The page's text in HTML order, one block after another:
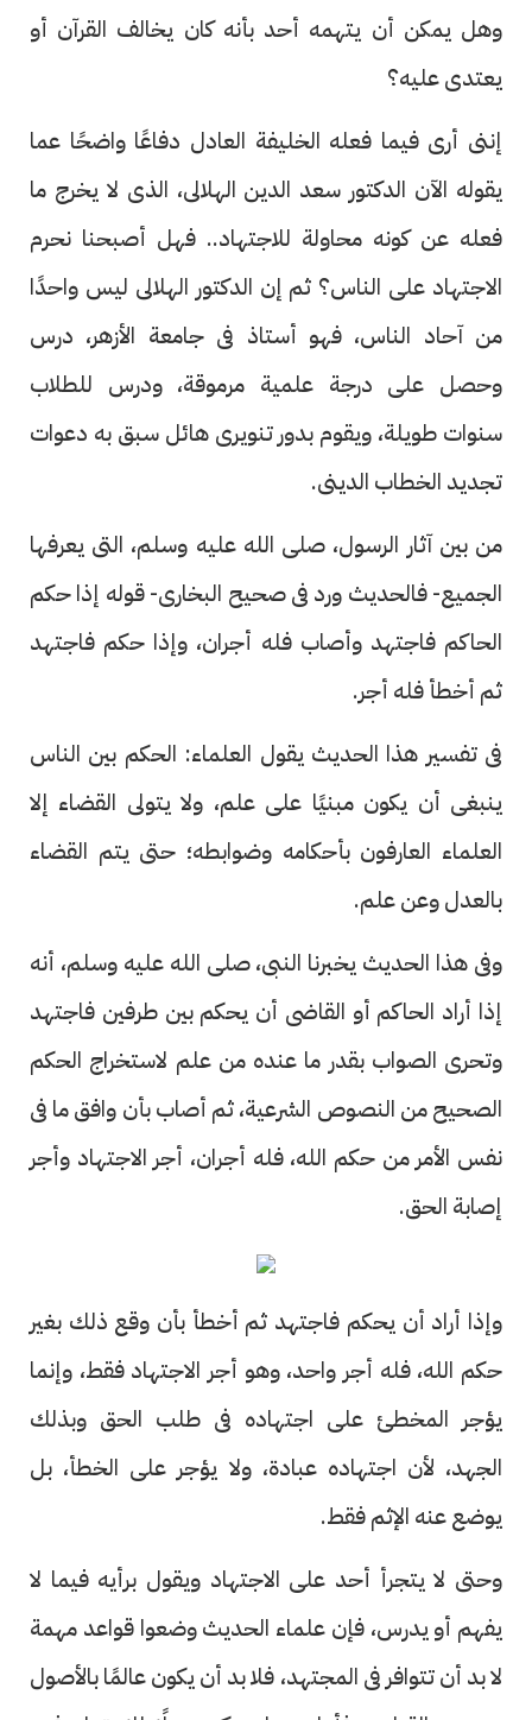
وهل يمكن أن يتهمه أحد بأنه كان يخالف القرآن أو
يعتدى عليه؟
إننى أرى فيما فعله الخليفة العادل دفاعًا واضحًا عما
يقوله الآن الدكتور سعد الدين الهلالى، الذى لا يخرج ما
فعله عن كونه محاولة للاجتهاد.. فهل أصبحنا نحرم
الاجتهاد على الناس؟ ثم إن الدكتور الهلالى ليس واحدًا
من آحاد الناس، فهو أستاذ فى جامعة الأزهر، درس
وحصل على درجة علمية مرموقة، ودرس للطلاب
سنوات طويلة، ويقوم بدور تنويرى هائل سبق به دعوات
تجديد الخطاب الدينى.
من بين آثار الرسول، صلى الله عليه وسلم، التى يعرفها
الجميع- فالحديث ورد فى صحيح البخارى- قوله إذا حكم
الحاكم فاجتهد وأصاب فله أجران، وإذا حكم فاجتهد
ثم أخطأ فله أجر.
فى تفسير هذا الحديث يقول العلماء: الحكم بين الناس
ينبغى أن يكون مبنيًا على علم، ولا يتولى القضاء إلا
العلماء العارفون بأحكامه وضوابطه؛ حتى يتم القضاء
بالعدل وعن علم.
وفى هذا الحديث يخبرنا النبى، صلى الله عليه وسلم، أنه
إذا أراد الحاكم أو القاضى أن يحكم بين طرفين فاجتهد
وتحرى الصواب بقدر ما عنده من علم لاستخراج الحكم
الصحيح من النصوص الشرعية، ثم أصاب بأن وافق ما فى
نفس الأمر من حكم الله، فله أجران، أجر الاجتهاد وأجر
إصابة الحق.
وإذا أراد أن يحكم فاجتهد ثم أخطأ بأن وقع ذلك بغير
حكم الله، فله أجر واحد، وهو أجر الاجتهاد فقط، وإنما
يؤجر المخطئ على اجتهاده فى طلب الحق وبذلك
الجهد، لأن اجتهاده عبادة، ولا يؤجر على الخطأ، بل
يوضع عنه الإثم فقط.
وحتى لا يتجرأ أحد على الاجتهاد ويقول برأيه فيما لا
يفهم أو يدرس، فإن علماء الحديث وضعوا قواعد مهمة
لا بد أن تتوافر فى المجتهد، فلا بد أن يكون عالمًا بالأصول